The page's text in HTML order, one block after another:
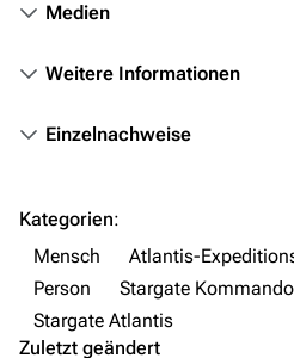
Hilfe
FAQ
Wiki-Diskussion
Anfragen
Medien
Weitere Informationen
Einzelnachweise
Kategorien:
Mensch
Atlantis-
Person
Stargate Kommando
Stargate Atlantis
Zuletzt geändert